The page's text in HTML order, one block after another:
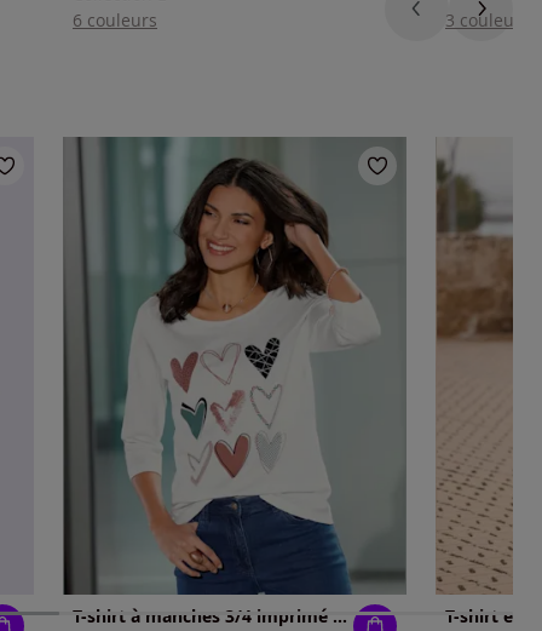
6 couleurs
3 couleurs
T-shirt à manches 3/4 imprimé en forme de cœur
T-shirt en